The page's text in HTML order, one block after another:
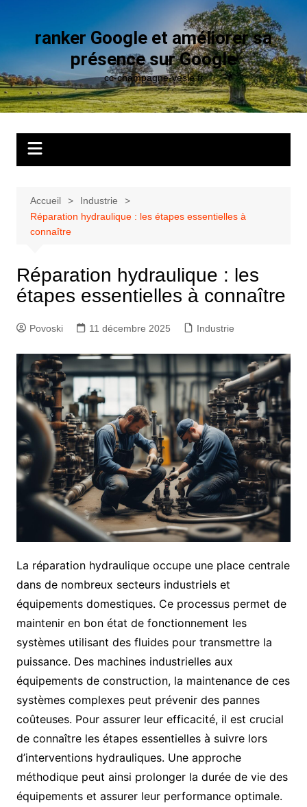
contenuranker Google et améliorer sa
présence sur Google
cc-champagne-vesle.fr
Accueil
Industrie
Réparation hydraulique : les étapes essentielles à
connaître
Réparation hydraulique : les
étapes essentielles à connaître
Povoski 11 décembre 2025 Industrie
La réparation hydraulique occupe une place centrale
dans de nombreux secteurs industriels et
équipements domestiques. Ce processus permet de
maintenir en bon état de fonctionnement les
systèmes utilisant des fluides pour transmettre la
puissance. Des machines industrielles aux
équipements de construction, la maintenance de ces
systèmes complexes peut prévenir des pannes
coûteuses. Pour assurer leur efficacité, il est crucial
de connaître les étapes essentielles à suivre lors
d’interventions hydrauliques. Une approche
méthodique peut ainsi prolonger la durée de vie des
équipements et assurer leur performance optimale.